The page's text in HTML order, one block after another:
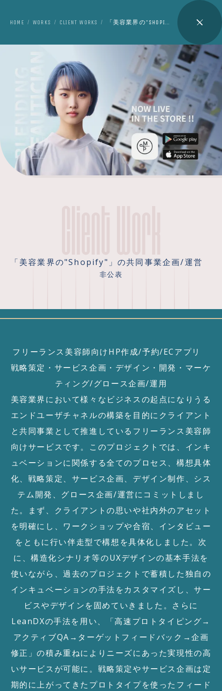
HOME / WORKS / CLIENT WORKS /
「美容業界の"Shopify"」の共同事業企画/運営
非公表
フリーランス美容師向けHP作成/予約/ECアプリ
戦略策定・サービス企画・デザイン・開発・マーケ
ティング/グロース企画/運用
美容業界において様々なビジネスの起点になりうる
エンドユーザチャネルの構築を目的にクライアント
と共同事業として推進しているフリーランス美容師
向けサービスです。このプロジェクトでは、インキ
ュベーションに関係する全てのプロセス、構想具体
化、戦略策定、サービス企画、デザイン制作、シス
テム開発、グロース企画/運営にコミットしまし
た。まず、クライアントの思いや社内外のアセット
を明確にし、ワークショップや合宿、インタビュー
をともに行い伴走型で構想を具体化しました。次
に、構造化シナリオ等のUXデザインの基本手法を
使いながら、過去のプロジェクトで蓄積した独自の
インキュベーションの手法をカスタマイズし、サー
ビスやデザインを固めていきました。さらに
LeanDXの手法を用い、「高速プロトタイピング→
アクティブQA→ターゲットフィードバック→企画
修正」の積み重ねによりニーズにあった実現性の高
いサービスが可能に。戦略策定やサービス企画は定
期的に上がってきたプロトタイプを使ったフィード